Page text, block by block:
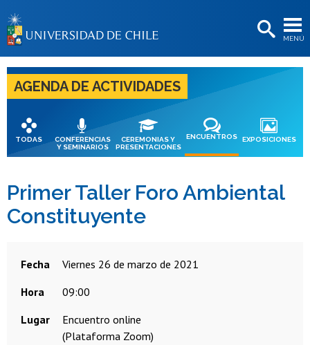
MENÚ
BIBLIOTECAS
LA UNIVERSIDAD
Postulantes
Estudiantes
Académicas/os
Funcionarias/os
Egresadas/os
AGENDA DE ACTIVIDADES
TODAS
CONFERENCIAS
Y SEMINARIOS
CEREMONIAS Y
PRESENTACIONES
ENCUENTROS EXPOSICIONES
Primer Taller Foro Ambiental
Constituyente
Fecha
viernes 26 de marzo de 2021
Hora
09:00
Lugar
Encuentro online
(Plataforma Zoom)